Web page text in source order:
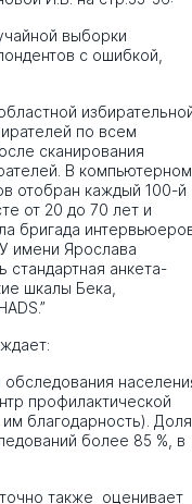
выборки
с ошибкой,
по всем
сканирования
В компьютерном
отобран каждый 100-й
от 20 до 70 лет и
бригада
имени Ярослава
стандартная анкета-
шкалы Бека,
профилактической
благодарность). Доля
более 85 %, в
также оценивает